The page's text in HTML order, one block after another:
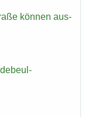
kön­nen aus­